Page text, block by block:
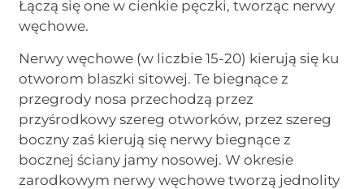
Łączą się one w cienkie pęczki, tworząc nerwy
węchowe.
Nerwy węchowe (w liczbie 15-20) kierują się ku
otworom blaszki sitowej. Te biegnące z
przegrody nosa przechodzą przez
przyśrodkowy szereg otworków, przez szereg
boczny zaś kierują się nerwy biegnące z
bocznej ściany jamy nosowej. W okresie
zarodkowym nerwy węchowe tworzą jednolity